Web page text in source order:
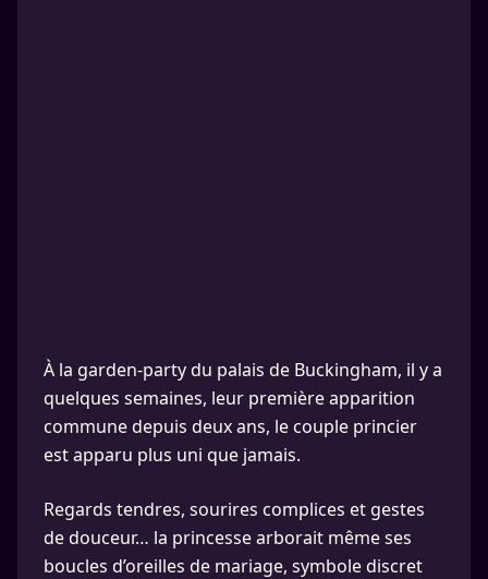
À la garden-party du palais de Buckingham, il y a
quelques semaines, leur première apparition
commune depuis deux ans, le couple princier
est apparu plus uni que jamais.
Regards tendres, sourires complices et gestes
de douceur… la princesse arborait même ses
boucles d’oreilles de mariage, symbole discret